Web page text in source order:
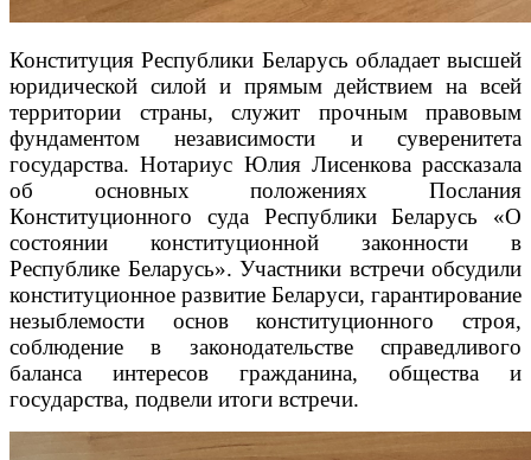
Конституция Республики Беларусь обладает высшей
юридической силой и прямым действием на всей
территории страны, служит прочным правовым
фундаментом независимости и суверенитета
государства. Нотариус Юлия Лисенкова рассказала
об основных положениях Послания
Конституционного суда Республики Беларусь «О
состоянии конституционной законности в
Республике Беларусь». Участники встречи обсудили
конституционное развитие Беларуси, гарантирование
незыблемости основ конституционного строя,
соблюдение в законодательстве справедливого
баланса интересов гражданина, общества и
государства, подвели итоги встречи.